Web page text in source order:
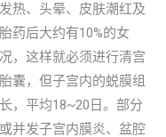
热、头晕、皮肤潮红及
药后大约有10%的女
，这样就必须进行清宫
囊，但子宫内的蜕膜组
，平均18~20日。部分
并发子宫内膜炎、盆腔